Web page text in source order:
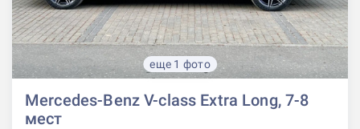
еще 1 фото
Mercedes-Benz V-class Extra Long, 7-8
мест